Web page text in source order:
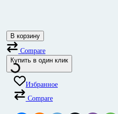
В корзину
Compare
Купить в один клик
Избранное
Compare